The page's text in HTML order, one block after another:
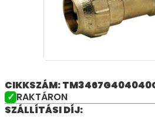
CIKKSZÁM:
RAKTÁRON
SZÁLLÍTÁSI DÍJ: